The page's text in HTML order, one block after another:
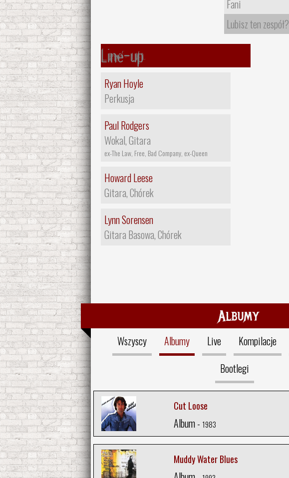
Fani
Lubisz ten zespół?
Line-up
Ryan Hoyle
Perkusja
Paul Rodgers
Wokal, Gitara
ex-The Law, Free, Bad Company, ex-Queen
Howard Leese
Gitara, Chórek
Lynn Sorensen
Gitara Basowa, Chórek
Albumy
Wszyscy Albumy Live Kompilacje
Bootlegi
Cut Loose
Album - 1983
Muddy Water Blues